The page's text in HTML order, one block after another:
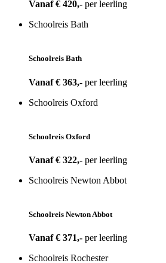
Vanaf € 420,- per leerling
Schoolreis Bath
Schoolreis Bath
Vanaf € 363,- per leerling
Schoolreis Oxford
Schoolreis Oxford
Vanaf € 322,- per leerling
Schoolreis Newton Abbot
Schoolreis Newton Abbot
Vanaf € 371,- per leerling
Schoolreis Rochester